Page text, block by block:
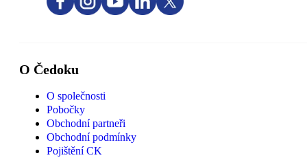
O Čedoku
O společnosti
Pobočky
Obchodní partneři
Obchodní podmínky
Pojištění CK